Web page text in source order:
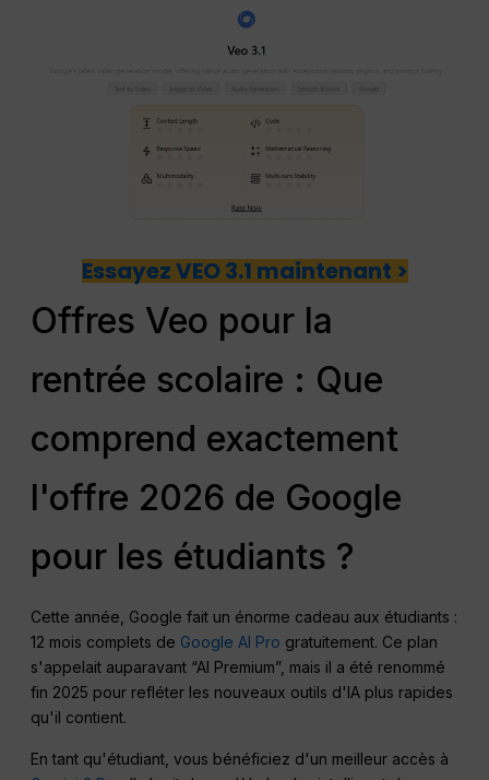
Essayez VEO 3.1 maintenant >
Offres Veo pour la
rentrée scolaire : Que
comprend exactement
l'offre 2026 de Google
pour les étudiants ?
Cette année, Google fait un énorme cadeau aux étudiants :
12 mois complets de Google AI Pro gratuitement. Ce plan
s'appelait auparavant “AI Premium”, mais il a été renommé
fin 2025 pour refléter les nouveaux outils d'IA plus rapides
qu'il contient.
En tant qu'étudiant, vous bénéficiez d'un meilleur accès à